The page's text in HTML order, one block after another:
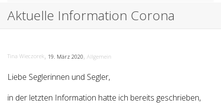
Aktuelle Information Corona
Tina Wieczorek, 19. März 2020, Allgemein
Liebe Seglerinnen und Segler,
in der letzten Information hatte ich bereits geschrieben,